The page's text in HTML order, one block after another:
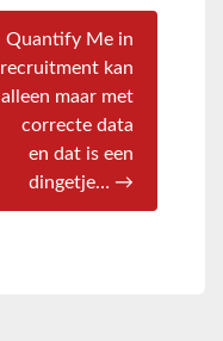
Quantify Me in
recruitment kan
alleen maar met
correcte data
en dat is een
dingetje… →